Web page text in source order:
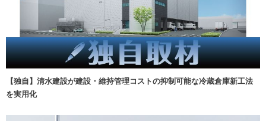
【独自】清水建設が建設・維持管理コストの抑制可能な冷蔵倉庫新工法
を実用化